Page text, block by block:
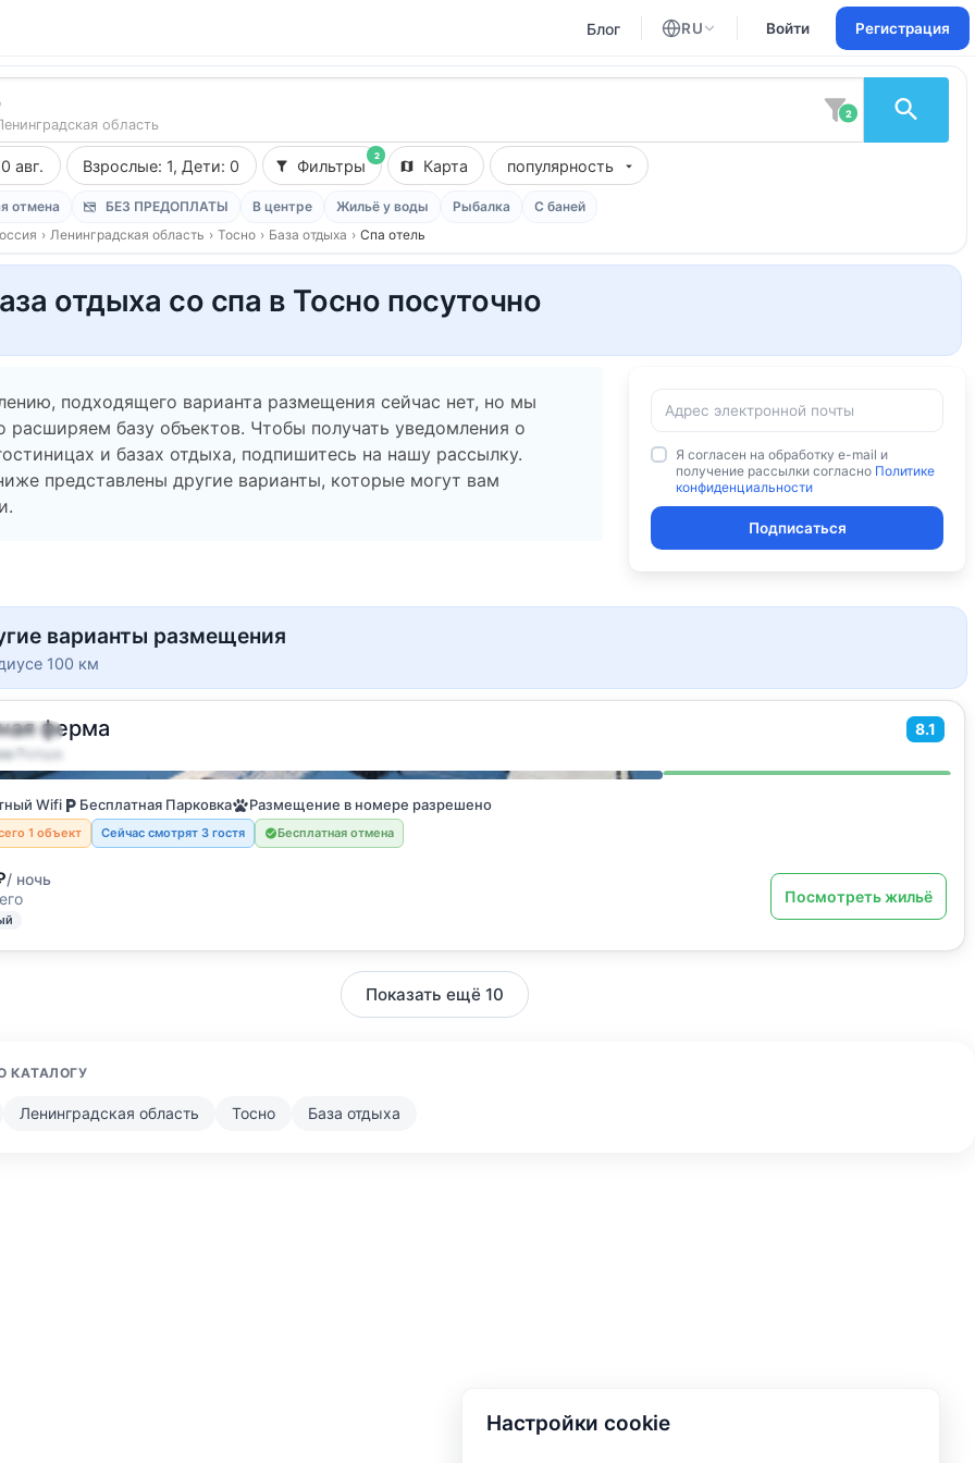
Блог RU
Английский
Войти Регистрация
Настройки cookie
область
2
авг. Взрослые: 1, Дети: 0
2
Фильтры Карта популярность
отмена БЕЗ ПРЕДОПЛАТЫ В центре Жильё у воды Рыбалка
С баней
› Ленинградская область › Тосно › База отдыха › Спа отель
отдыха со спа в Тосно посуточно
подходящего варианта размещения сейчас нет, но мы
расширяем базу объектов. Чтобы получать уведомления о
и базах отдыха, подпишитесь на нашу рассылку.
представлены другие варианты, которые могут вам
Я согласен на обработку e-mail и
получение рассылки согласно Политике
конфиденциальности
Подписаться
варианты размещения
100 км
ферма 8.1
· Ропша
гостей
номер
Wifi Бесплатная Парковка Размещение в номере разрешено
1 объект Сейчас смотрят 3 гостя Бесплатная отмена
/ ночь
Посмотреть жильё
Показать ещё 10
КАТАЛОГУ
Ленинградская область Тосно База отдыха